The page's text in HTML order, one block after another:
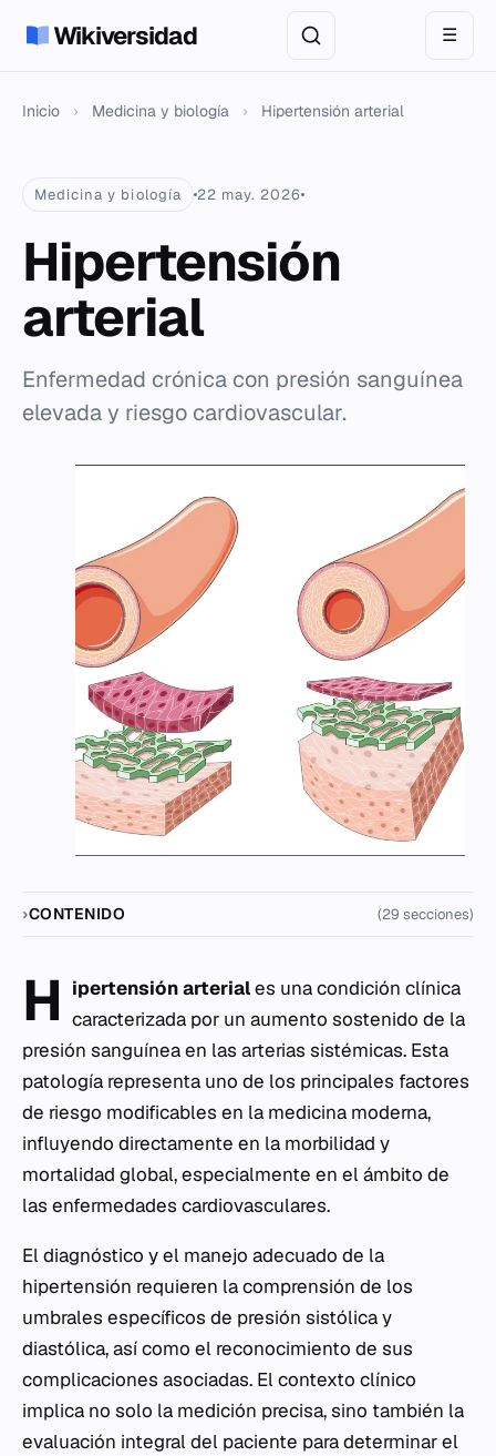
Wikiversidad ☰
Inicio › Medicina y biología › Hipertensión arterial
Medicina y biología 22 may. 2026
Hipertensión
arterial
Enfermedad crónica con presión sanguínea
elevada y riesgo cardiovascular.
CONTENIDO (29 secciones)
H ipertensión arteriales una condición clínica
caracterizada por un aumento sostenido de la
presión sanguínea en las arterias sistémicas. Esta
patología representa uno de los principales factores
de riesgo modificables en la medicina moderna,
influyendo directamente en la morbilidad y
mortalidad global, especialmente en el ámbito de
las enfermedades cardiovasculares.
El diagnóstico y el manejo adecuado de la
hipertensión requieren la comprensión de los
umbrales específicos de presión sistólica y
diastólica, así como el reconocimiento de sus
complicaciones asociadas. El contexto clínico
implica no solo la medición precisa, sino también la
evaluación integral del paciente para determinar el